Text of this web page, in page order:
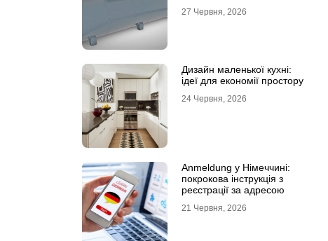
27 Червня, 2026
Дизайн маленької кухні:
ідеї для економії простору
24 Червня, 2026
Anmeldung у Німеччині:
покрокова інструкція з
реєстрації за адресою
21 Червня, 2026